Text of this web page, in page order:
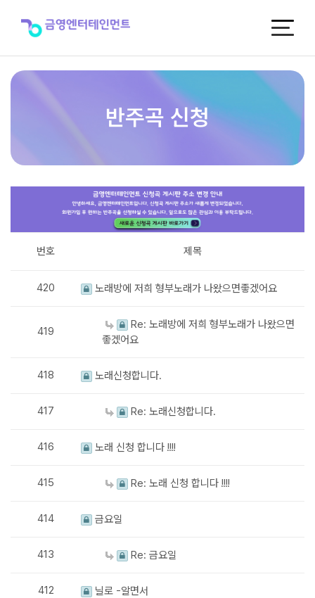
반주곡 신청
번호 제목
420 노래방에 저희 형부노래가 나왔으면좋겠어요
419
Re: 노래방에 저희 형부노래가 나왔으면
좋겠어요
418 노래신청합니다.
417 Re: 노래신청합니다.
416 노래 신청 합니다 !!!!
415 Re: 노래 신청 합니다 !!!!
414 금요일
413 Re: 금요일
412 닐로 -알면서